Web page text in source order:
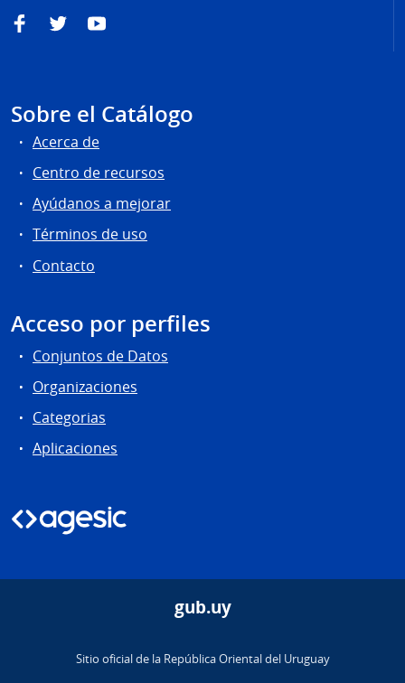
FacebookTwitterYouTube
Sobre el Catálogo
Acerca de
Centro de recursos
Ayúdanos a mejorar
Términos de uso
Contacto
Acceso por perfiles
Conjuntos de Datos
Organizaciones
Categorias
Aplicaciones
gub.uy
Sitio oficial de la República Oriental del Uruguay